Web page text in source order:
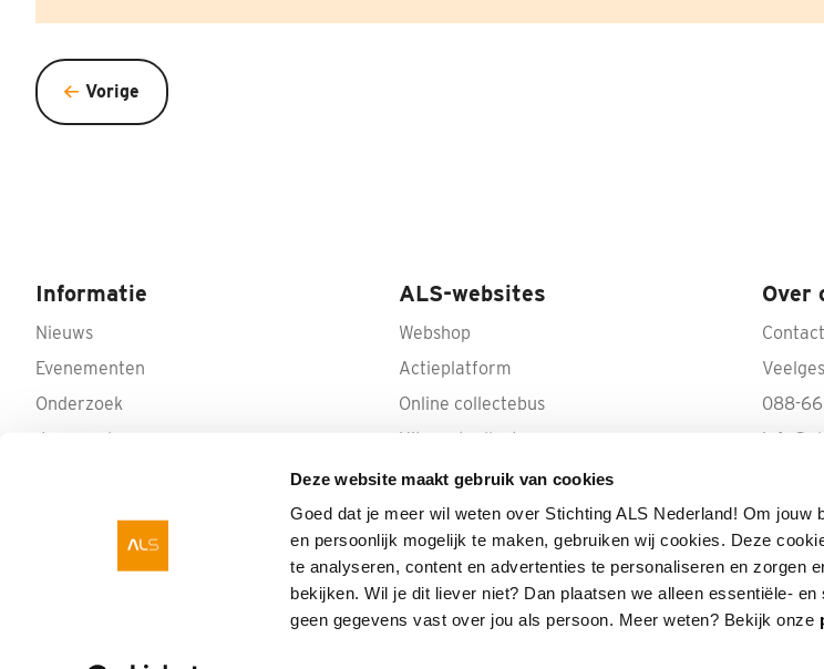
Deze website maakt gebruik van cookies
Goed dat je meer wil weten over Stichting ALS Nederland! Om jouw
en persoonlijk mogelijk te maken, gebruiken wij cookies. Deze
te analyseren, content en advertenties te personaliseren en zorgen
bekijken. Wil je dit liever niet? Dan plaatsen we alleen essentiële-
geen gegevens vast over jou als persoon. Meer weten? Bekijk onze
Vorige
Informatie
Nieuws
Evenementen
Onderzoek
Jaarverslagen
ALS-websites
Webshop
Actieplatform
Online collectebus
Uitvaartcollecte
Over
088-
Stichting ALS Nederland.